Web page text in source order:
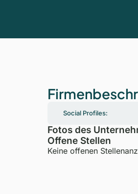
Social Profiles:
Fotos des
Offene Stellen
Keine offenen